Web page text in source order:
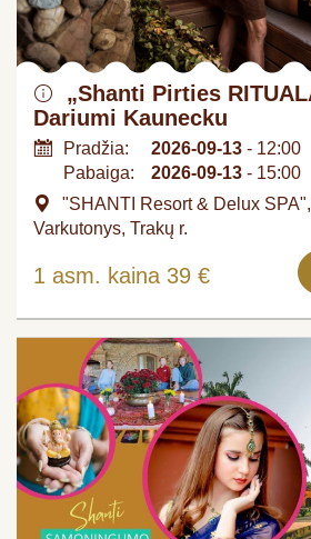
„Shanti Pirties
Dariumi Kaunecku
Pradžia: 2026-09-13 - 12:00
Pabaiga:
2026-09-13 - 15:00
"SHANTI Resort & Delux
Varkutonys, Trakų r.
1 asm. kaina 39 €